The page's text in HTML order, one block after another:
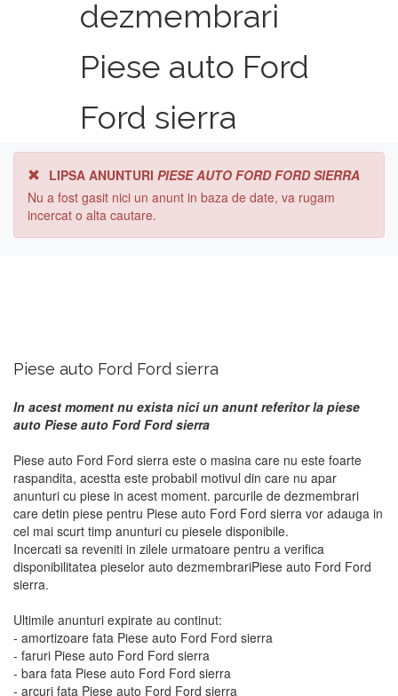
dezmembrari
Piese auto Ford
Ford sierra
LIPSA ANUNTURI PIESE AUTO FORD FORD SIERRA
Nu a fost gasit nici un anunt in baza de date, va rugam
incercat o alta cautare.
Piese auto Ford Ford sierra
In acest moment nu exista nici un anunt referitor la piese
auto Piese auto Ford Ford sierra
Piese auto Ford Ford sierra este o masina care nu este foarte
raspandita, acestta este probabil motivul din care nu apar
anunturi cu piese in acest moment. parcurile de dezmembrari
care detin piese pentru Piese auto Ford Ford sierra vor adauga in
cel mai scurt timp anunturi cu piesele disponibile.
Incercati sa reveniti in zilele urmatoare pentru a verifica
disponibilitatea pieselor auto dezmembrariPiese auto Ford Ford
sierra.
Ultimile anunturi expirate au continut:
- amortizoare fata Piese auto Ford Ford sierra
- faruri Piese auto Ford Ford sierra
- bara fata Piese auto Ford Ford sierra
- arcuri fata Piese auto Ford Ford sierra